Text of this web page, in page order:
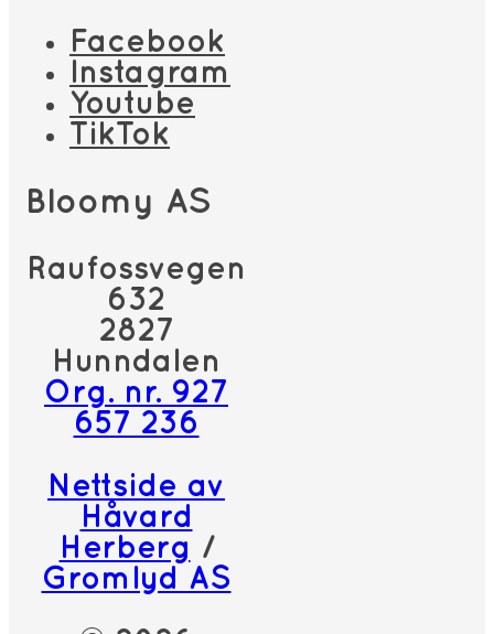
Facebook
Instagram
Youtube
TikTok
Bloomy AS
Raufossvegen
632
2827
Hunndalen
Org. nr. 927
657 236
Nettside av
Håvard
Herberg /
Gromlyd AS